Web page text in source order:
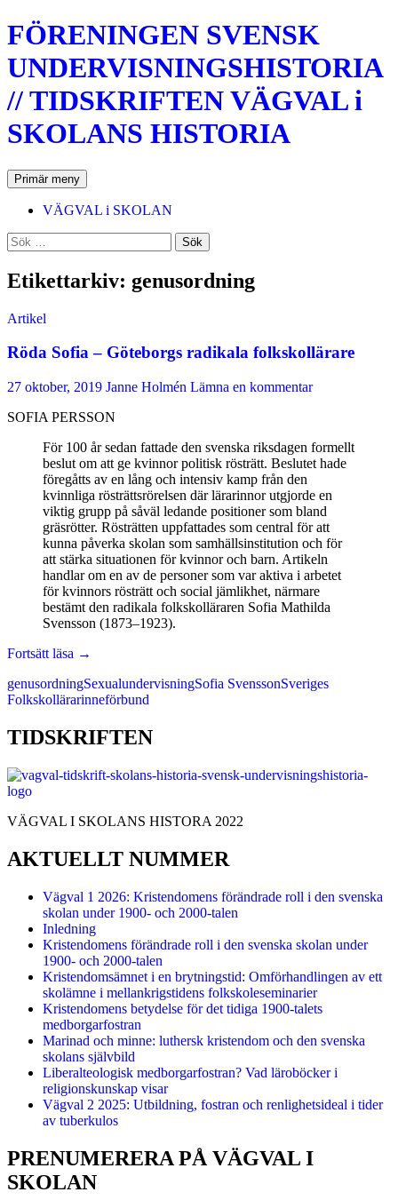
Hoppa
till
innehåll
FÖRENINGEN SVENSK
UNDERVISNINGSHISTORIA
// TIDSKRIFTEN VÄGVAL i
SKOLANS HISTORIA
SökPrimär meny
VÄGVAL i SKOLAN
Sök
efter:
Etikettarkiv: genusordning
Artikel
Röda Sofia – Göteborgs radikala folkskollärare
27 oktober, 2019 Janne Holmén Lämna en kommentar
SOFIA PERSSON
För 100 år sedan fattade den svenska riksdagen formellt
beslut om att ge kvinnor politisk rösträtt. Beslutet hade
föregåtts av en lång och intensiv kamp från den
kvinnliga rösträttsrörelsen där lärarinnor utgjorde en
viktig grupp på såväl ledande positioner som bland
gräsrötter. Rösträtten uppfattades som central för att
kunna påverka skolan som samhällsinstitution och för
att stärka situationen för kvinnor och barn. Artikeln
handlar om en av de personer som var aktiva i arbetet
för kvinnors rösträtt och social jämlikhet, närmare
bestämt den radikala folkskolläraren Sofia Mathilda
Svensson (1873–1923).
Fortsätt läsa Röda
–
Göteborgs
folkskollärare
→
genusordningSexualundervisningSofia SvenssonSveriges
Folkskollärarinneförbund
TIDSKRIFTEN
VÄGVAL I SKOLANS HISTORA 2022
AKTUELLT NUMMER
Vägval 1 2026: Kristendomens förändrade roll i den svenska
skolan under 1900- och 2000-talen
Inledning
Kristendomens förändrade roll i den svenska skolan under
1900- och 2000-talen
Kristendomsämnet i en brytningstid: Omförhandlingen av ett
skolämne i mellankrigstidens folkskoleseminarier
Kristendomens betydelse för det tidiga 1900-talets
medborgarfostran
Marinad och minne: luthersk kristendom och den svenska
skolans självbild
Liberalteologisk medborgarfostran? Vad läroböcker i
religionskunskap visar
Vägval 2 2025: Utbildning, fostran och renlighetsideal i tider
av tuberkulos
PRENUMERERA PÅ VÄGVAL I
SKOLAN